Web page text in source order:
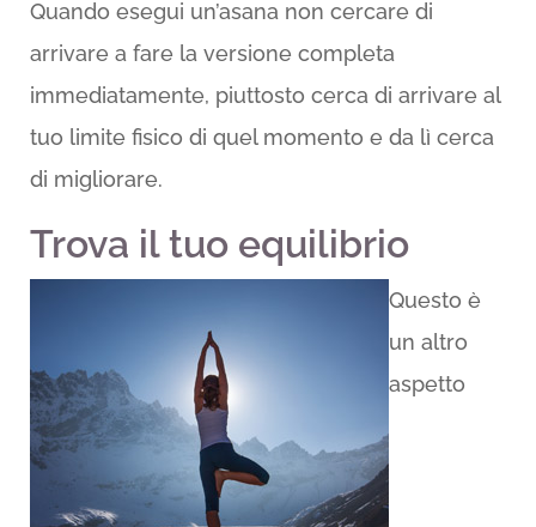
Quando esegui un’asana non cercare di
arrivare a fare la versione completa
immediatamente, piuttosto cerca di arrivare al
tuo limite fisico di quel momento e da lì cerca
di migliorare.
Trova il tuo equilibrio
Questo è
un altro
aspetto